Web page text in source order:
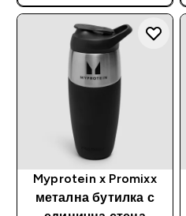
Myprotein x Promixx
метална бутилка с